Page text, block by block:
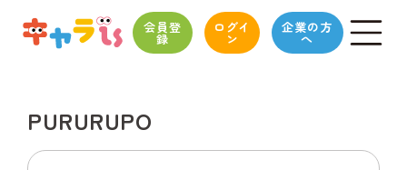
会員登
録
ログイ
ン
企業の方
へ
PURURUPO